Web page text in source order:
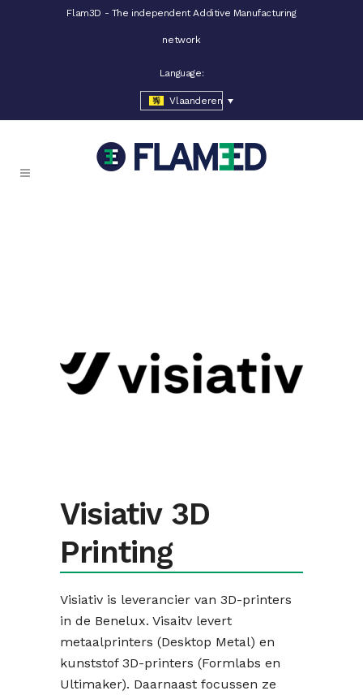
Flam3D - The independent Additive Manufacturing
network
Language:
Vlaanderen
Visiativ 3D
Printing
Visiativ is leverancier van 3D-printers
in de Benelux. Visaitv levert
metaalprinters (Desktop Metal) en
kunststof 3D-printers (Formlabs en
Ultimaker). Daarnaast focussen ze